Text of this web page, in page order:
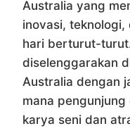
Australia yang
inovasi,
hari berturut-
diselenggarakan
Australia dengan
mana
karya seni dan